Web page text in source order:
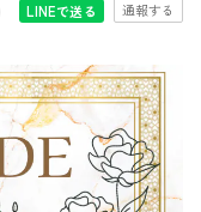
LINEで送る 通報する